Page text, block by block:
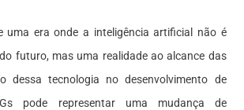
uma era onde a inteligência artificial não é
futuro, mas uma realidade ao alcance das
dessa tecnologia no desenvolvimento de
pode representar uma mudança de